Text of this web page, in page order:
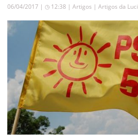
06/04/2017 | ◷ 12:38 | Artigos | Artigos da